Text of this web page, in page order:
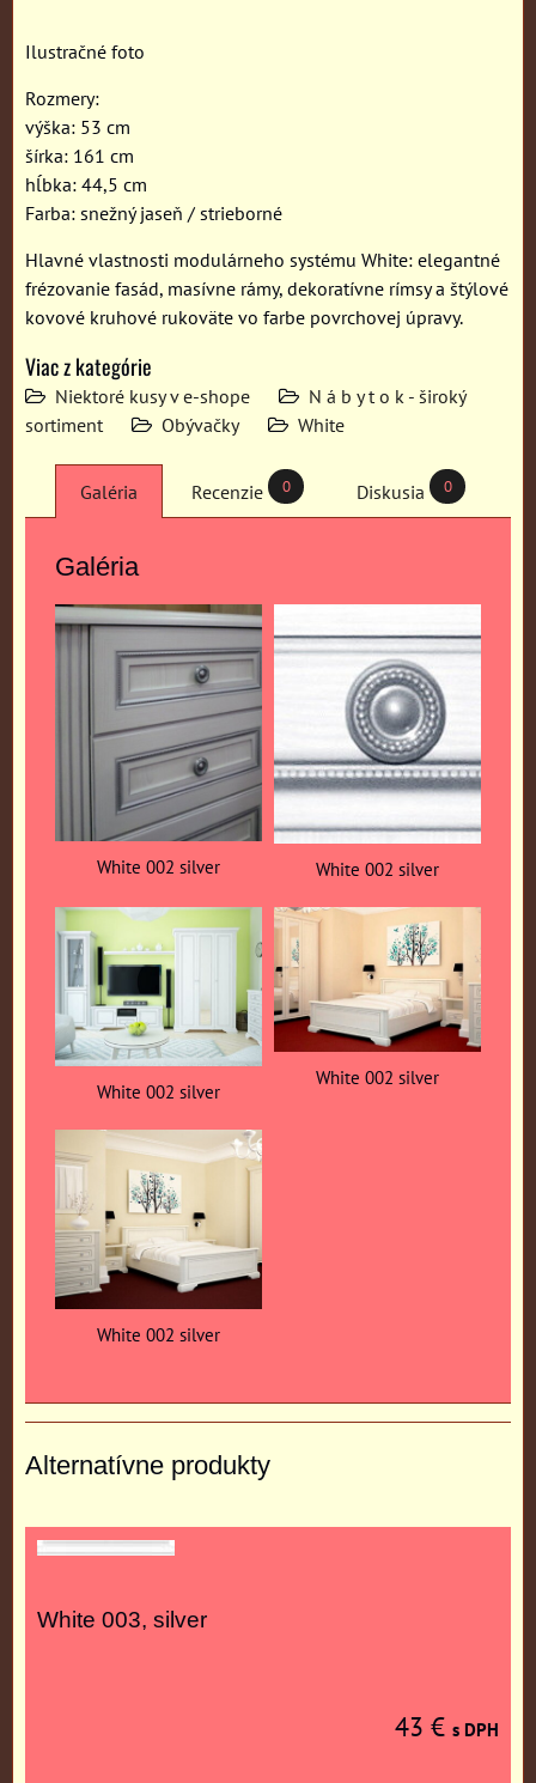
Ilustračné foto
Rozmery:
výška: 53 cm
šírka: 161 cm
hĺbka: 44,5 cm
Farba: snežný jaseň / strieborné
Hlavné vlastnosti modulárneho systému White: elegantné
frézovanie fasád, masívne rámy, dekoratívne rímsy a štýlové
kovové kruhové rukoväte vo farbe povrchovej úpravy.
Viac z kategórie
Niektoré kusy v e-shope
N á b y t o k - široký
sortiment
Obývačky White
Galéria Recenzie 0 Diskusia 0
Galéria
White 002 silver White 002 silver
White 002 silver
White 002 silver
White 002 silver
Alternatívne produkty
White 003, silver
43 € s DPH